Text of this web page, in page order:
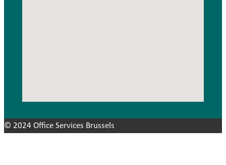
© 2024 Office Services Brussels